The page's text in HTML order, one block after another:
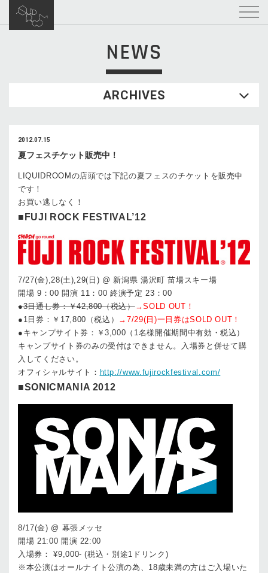
NEWS
ARCHIVES
2012.07.15
夏フェスチケット販売中！
LIQUIDROOMの店頭では下記の夏フェスのチケットを販売中
です！
お買い逃しなく！
■FUJI ROCK FESTIVAL’12
7/27(金),28(土),29(日) @ 新潟県 湯沢町 苗場スキー場
開場 9：00 開演 11：00 終演予定 23：00
●3日通し券：￥42,800（税込）→SOLD OUT！
●1日券：￥17,800（税込）
→7/29(日)一日券はSOLD OUT！
●キャンプサイト券：￥3,000（1名様開催期間中有効・税込）
キャンプサイト券のみの受付はできません。入場券と併せて購
入してください。
オフィシャルサイト： http://www.fujirockfestival.com/
■SONICMANIA 2012
8/17(金) @ 幕張メッセ
開場 21:00 開演 22:00
入場券： ¥9,000- (税込・別途1ドリンク)
※本公演はオールナイト公演の為、18歳未満の方はご入場いた